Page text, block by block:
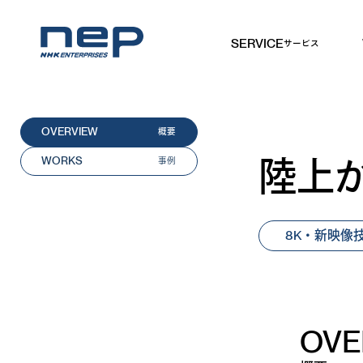
SERVICEサービス
OVERVIEW 概要
WORKS 事例 陸上
8K・新映像